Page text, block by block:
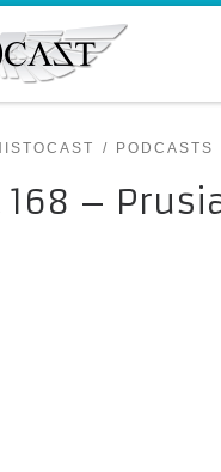
PODCASTS
168 –